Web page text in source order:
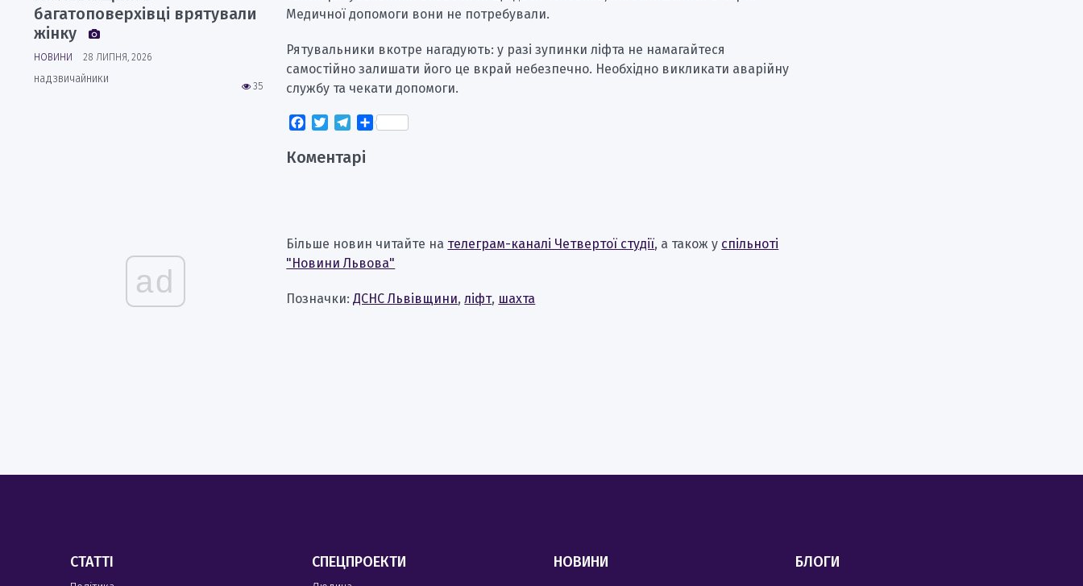
Медичної допомоги вони не потребували.
Рятувальники вкотре нагадують: у разі зупинки ліфта не намагайтеся
самостійно залишати його це вкрай небезпечно. Необхідно викликати аварійну
службу та чекати допомоги.
Facebook
TwitterTelegram
Поділитися
Коментарі
Більше новин читайте на телеграм-каналі Четвертої студії, а також у спільноті
"Новини Львова"
Позначки:ДСНС Львівщини,ліфт, шахта
багатоповерхівці врятували
жінку
НОВИНИ 28 ЛИПНЯ, 2026
35
надзвичайники
ad
СТАТТІ СПЕЦПРОЕКТИ НОВИНИ БЛОГИ